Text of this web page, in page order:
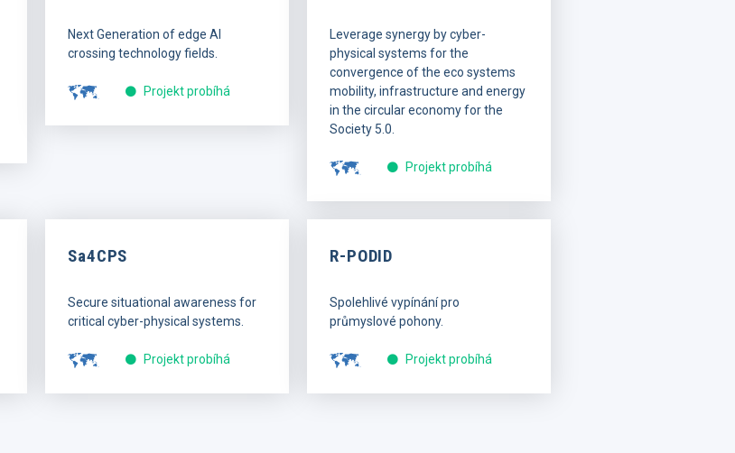
Next Generation of edge AI
crossing technology fields.
Projekt probíhá
Leverage synergy by cyber-
physical systems for the
convergence of the eco systems
mobility, infrastructure and energy
in the circular economy for the
Society 5.0.
Projekt probíhá
Sa4CPS
Secure situational awareness for
critical cyber-physical systems.
Projekt probíhá
R-PODID
Spolehlivé vypínání pro
průmyslové pohony.
Projekt probíhá